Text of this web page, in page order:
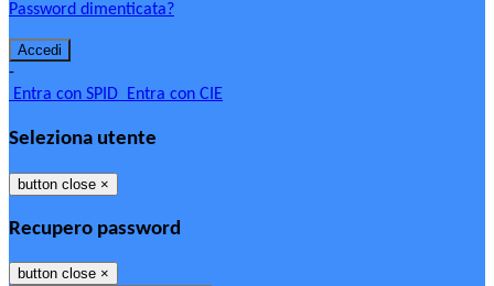
Password dimenticata?
-
Entra con SPID Entra con CIE
Seleziona utente
button close ×
Recupero password
button close ×